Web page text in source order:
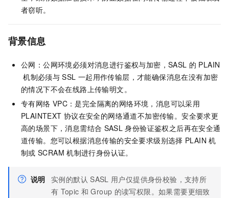
者窃听。
背景信息
公网：公网环境必须对消息进行鉴权与加密，SASL 的 PLAIN
机制必须与 SSL 一起用作传输层，才能确保消息在没有加密
的情况下不会在线路上传输明文。
专有网络 VPC：是完全隔离的网络环境，消息可以采用
PLAINTEXT 协议在安全的网络通道不加密传输。安全要求更
高的场景下，消息需结合 SASL 身份验证鉴权之后再在安全通
道传输。您可以根据消息传输的安全要求级别选择 PLAIN 机
制或 SCRAM 机制进行身份认证。
说明 实例的默认 SASL 用户仅提供身份校验，支持所
有 Topic 和 Group 的读写权限。如果需要更细致